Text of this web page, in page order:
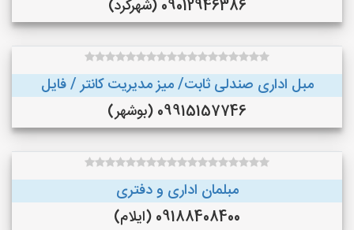
09012946386 (شهرکرد)
مبل اداری صندلی ثابت/ میز مدیریت کانتر / فایل
09915157746 (بوشهر)
مبلمان اداری و دفتری
09188408400 (ایلام)